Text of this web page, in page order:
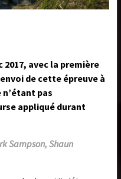
2017, avec la première
de cette épreuve à
pas
appliqué durant
Sampson, Shaun